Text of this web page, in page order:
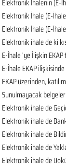
Elektronik İhalenin (E-
Elektronik İhale (E-
Elektronik İhale (E-
Elektronik ihale de ki
E-İhale ’ye İlişkin
E-İhale EKAP
EKAP üzerinden,
Sunulmayacak
Elektronik ihale de
Elektronik ihale de
Elektronik ihale de
Elektronik ihale de
Elektronik ihale de